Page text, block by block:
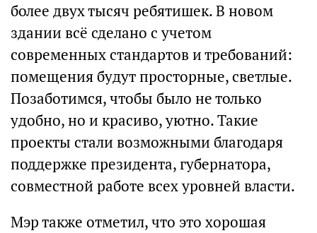
более двух тысяч ребятишек. В новом
здании всё сделано с учетом
современных стандартов и требований:
помещения будут просторные, светлые.
Позаботимся, чтобы было не только
удобно, но и красиво, уютно. Такие
проекты стали возможными благодаря
поддержке президента, губернатора,
совместной работе всех уровней власти.
Мэр также отметил, что это хорошая